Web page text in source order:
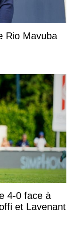
Rio Mavuba
4-0 face à
et Lavenant